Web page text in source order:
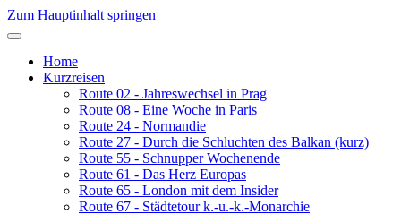
Zum Hauptinhalt springen
Home
Kurzreisen
Route 02 - Jahreswechsel in Prag
Route 08 - Eine Woche in Paris
Route 24 - Normandie
Route 27 - Durch die Schluchten des Balkan (kurz)
Route 55 - Schnupper Wochenende
Route 61 - Das Herz Europas
Route 65 - London mit dem Insider
Route 67 - Städtetour k.-u.-k.-Monarchie